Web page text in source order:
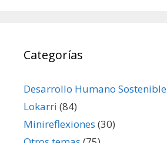
Categorías
Desarrollo Humano Sostenible
Lokarri (84)
Minireflexiones (30)